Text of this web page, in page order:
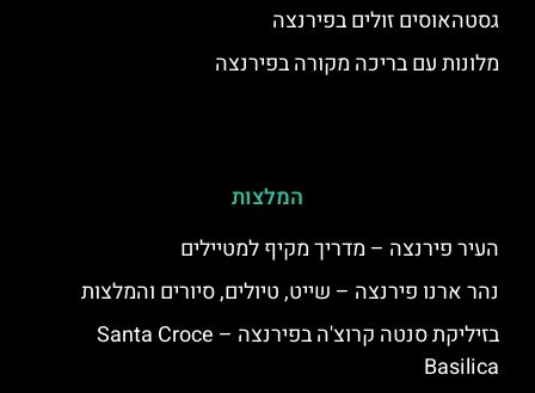
גסטהאוסים זולים בפירנצה
מלונות עם בריכה מקורה בפירנצה
המלצות
העיר פירנצה – מדריך מקיף למטיילים
נהר ארנו פירנצה – שייט, טיולים, סיורים והמלצות
בזיליקת סנטה קרוצ'ה בפירנצה – Santa Croce
Basilica